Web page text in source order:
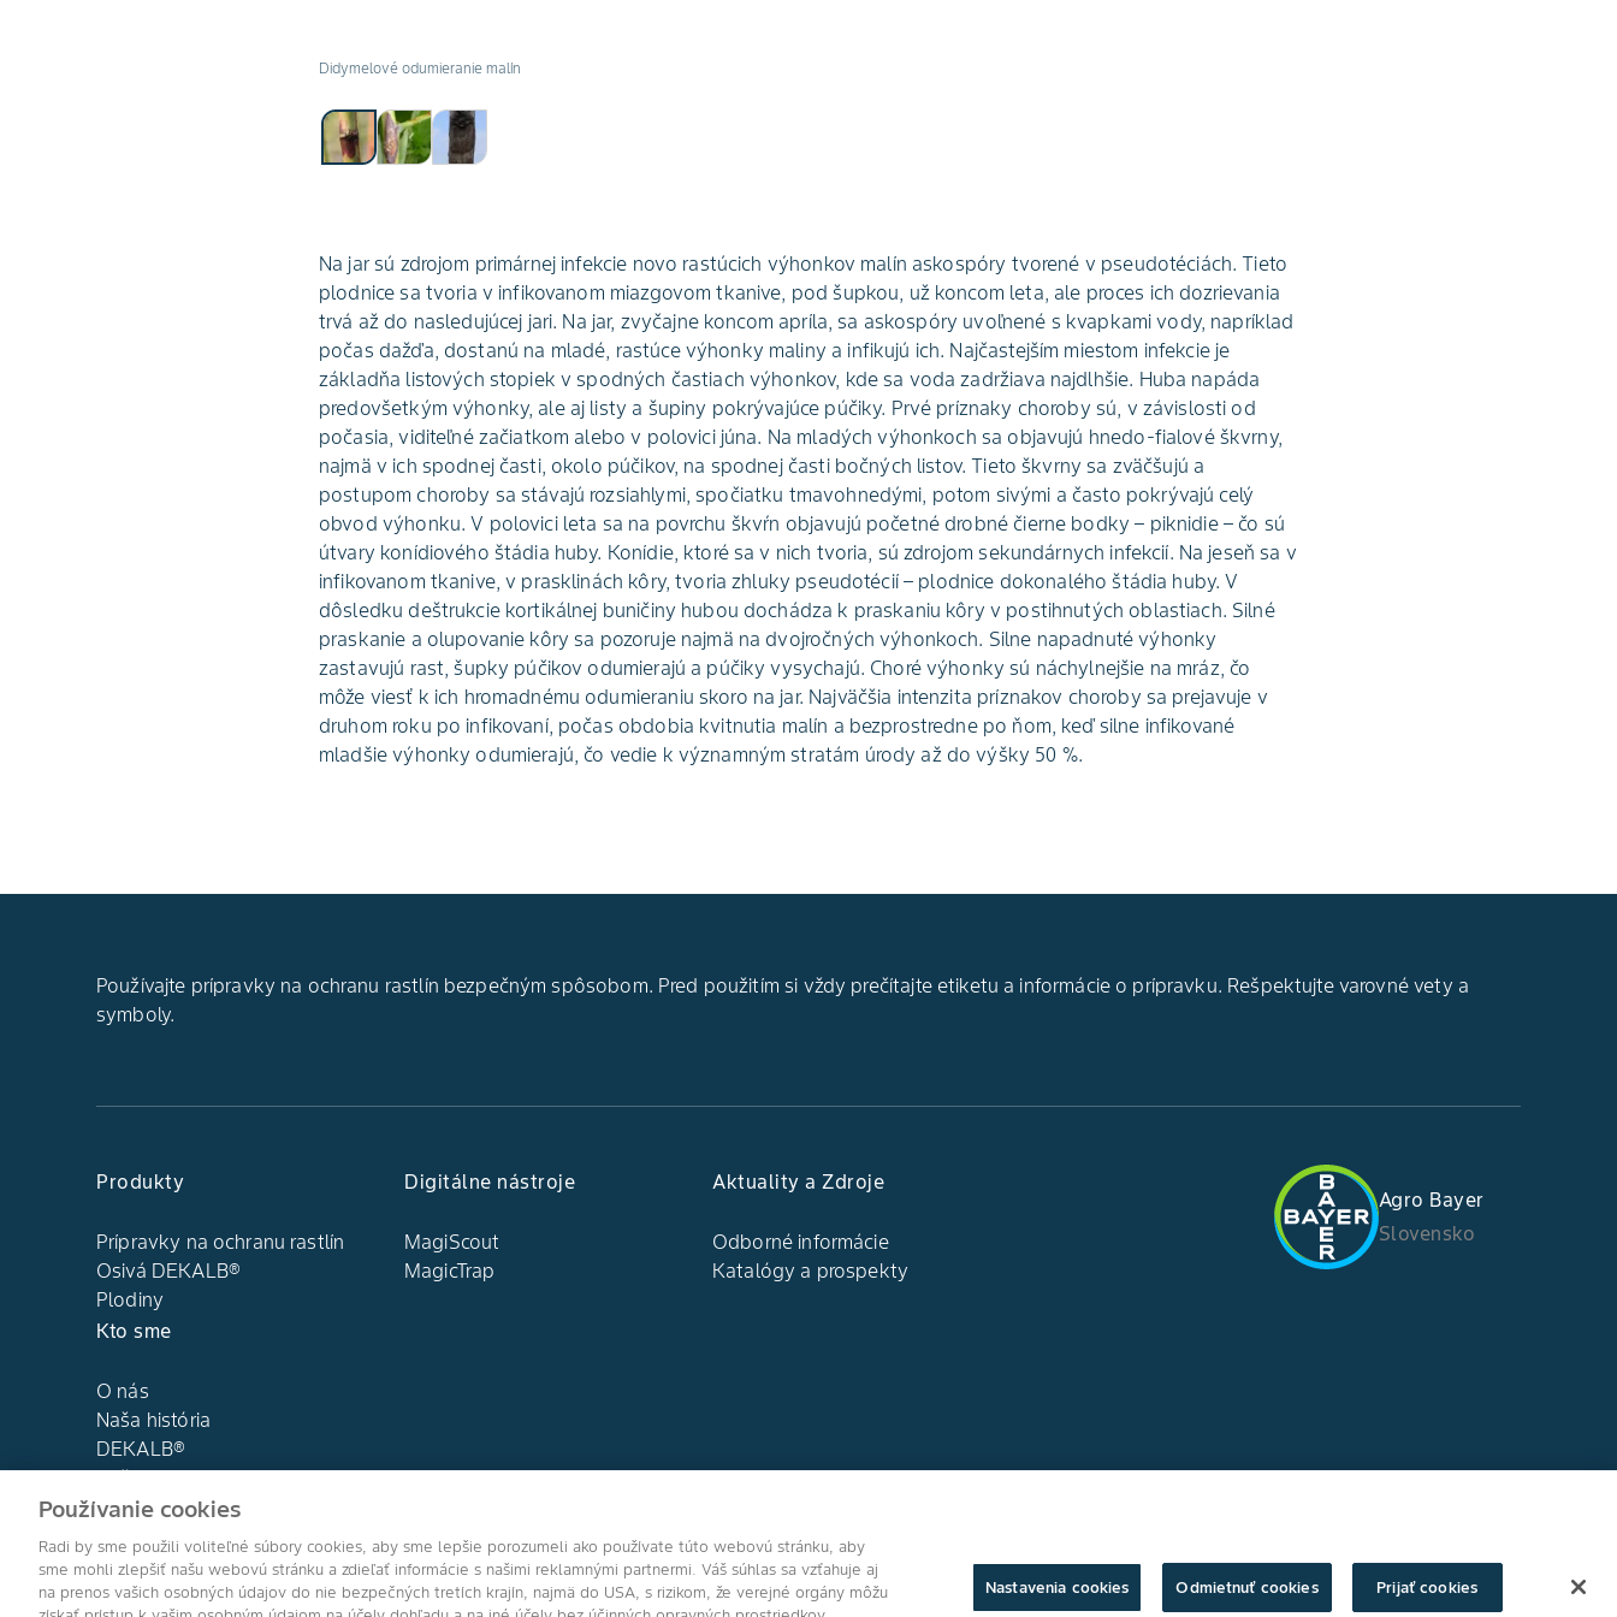
Didymelové odumieranie malín
Na jar sú zdrojom primárnej infekcie novo rastúcich výhonkov malín askospóry tvorené v pseudotéciách. Tieto
plodnice sa tvoria v infikovanom miazgovom tkanive, pod šupkou, už koncom leta, ale proces ich dozrievania
trvá až do nasledujúcej jari. Na jar, zvyčajne koncom apríla, sa askospóry uvoľnené s kvapkami vody, napríklad
počas dažďa, dostanú na mladé, rastúce výhonky maliny a infikujú ich. Najčastejším miestom infekcie je
základňa listových stopiek v spodných častiach výhonkov, kde sa voda zadržiava najdlhšie. Huba napáda
predovšetkým výhonky, ale aj listy a šupiny pokrývajúce púčiky. Prvé príznaky choroby sú, v závislosti od
počasia, viditeľné začiatkom alebo v polovici júna. Na mladých výhonkoch sa objavujú hnedo-fialové škvrny,
najmä v ich spodnej časti, okolo púčikov, na spodnej časti bočných listov. Tieto škvrny sa zväčšujú a
postupom choroby sa stávajú rozsiahlymi, spočiatku tmavohnedými, potom sivými a často pokrývajú celý
obvod výhonku. V polovici leta sa na povrchu škvŕn objavujú početné drobné čierne bodky – piknidie – čo sú
útvary konídiového štádia huby. Konídie, ktoré sa v nich tvoria, sú zdrojom sekundárnych infekcií. Na jeseň sa v
infikovanom tkanive, v prasklinách kôry, tvoria zhluky pseudotécií – plodnice dokonalého štádia huby. V
dôsledku deštrukcie kortikálnej buničiny hubou dochádza k praskaniu kôry v postihnutých oblastiach. Silné
praskanie a olupovanie kôry sa pozoruje najmä na dvojročných výhonkoch. Silne napadnuté výhonky
zastavujú rast, šupky púčikov odumierajú a púčiky vysychajú. Choré výhonky sú náchylnejšie na mráz, čo
môže viesť k ich hromadnému odumieraniu skoro na jar. Najväčšia intenzita príznakov choroby sa prejavuje v
druhom roku po infikovaní, počas obdobia kvitnutia malín a bezprostredne po ňom, keď silne infikované
mladšie výhonky odumierajú, čo vedie k významným stratám úrody až do výšky 50 %.
Používajte prípravky na ochranu rastlín bezpečným spôsobom. Pred použitím si vždy prečítajte etiketu a informácie o prípravku. Rešpektujte varovné vety a
symboly.
Produkty
Prípravky na ochranu rastlín
Osivá DEKALB®
Plodiny
Digitálne nástroje
MagiScout
MagicTrap
Aktuality a Zdroje
Odborné informácie
Katalógy a prospekty
Kto sme
O nás
Naša história
DEKALB®
Naše hodnoty
Agro Bayer
Slovensko
Sledujte nás
Používanie cookies
Radi by sme použili voliteľné súbory cookies, aby sme lepšie porozumeli ako používate túto webovú stránku, aby
sme mohli zlepšiť našu webovú stránku a zdieľať informácie s našimi reklamnými partnermi. Váš súhlas sa vzťahuje aj
na prenos vašich osobných údajov do nie bezpečných tretích krajín, najmä do USA, s rizikom, že verejné orgány môžu
Nastavenia cookies Odmietnuť cookies Prijať cookies